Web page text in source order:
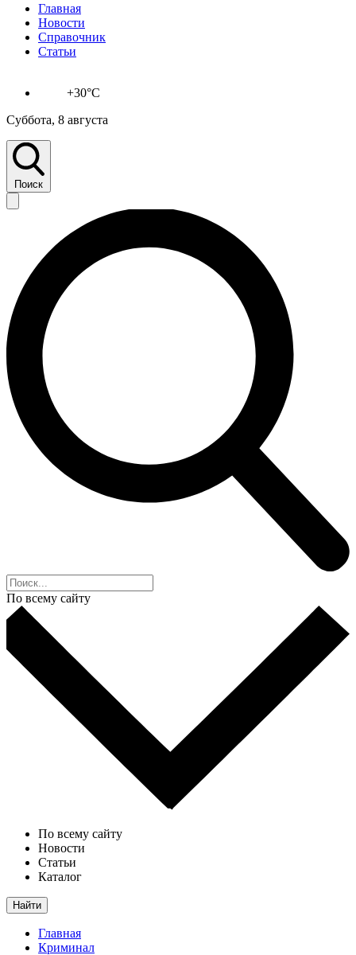
Главная
Новости
Справочник
Статьи
+30°C
Суббота, 8 августа
Поиск
По всему сайту
По всему сайту
Новости
Статьи
Каталог
Найти
Главная
Криминал